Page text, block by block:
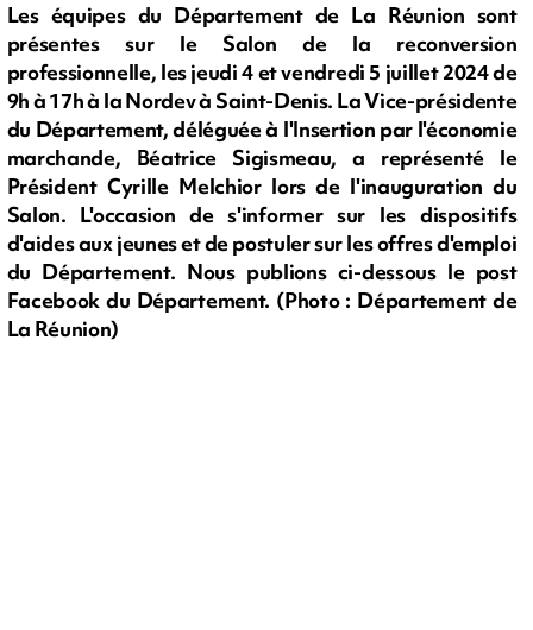
Les équipes du Département de La Réunion sont
présentes sur le Salon de la reconversion
professionnelle, les jeudi 4 et vendredi 5 juillet 2024 de
9h à 17h à la Nordev à Saint-Denis. La Vice-présidente
du Département, déléguée à l'Insertion par l'économie
marchande, Béatrice Sigismeau, a représenté le
Président Cyrille Melchior lors de l'inauguration du
Salon. L'occasion de s'informer sur les dispositifs
d'aides aux jeunes et de postuler sur les offres d'emploi
du Département. Nous publions ci-dessous le post
Facebook du Département. (Photo : Département de
La Réunion)